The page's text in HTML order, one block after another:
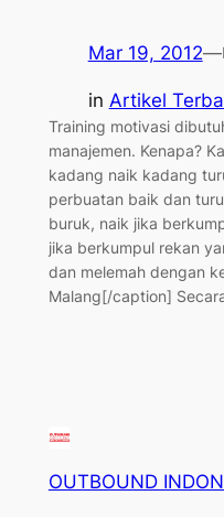
Mar 19, 2012—
in Artikel
Training motivasi
manajemen. Kenapa?
kadang naik kadang
perbuatan baik dan
buruk, naik jika
jika berkumpul rekan
dan melemah dengan
Malang[/caption]
OUTBOUND